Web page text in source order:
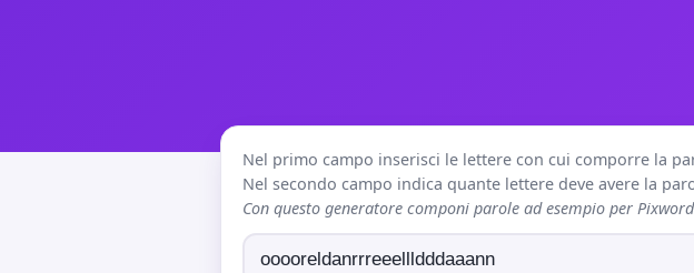
Nel primo campo inserisci le lettere con cui comporre la
Nel secondo campo indica quante lettere deve avere la
Con questo generatore componi parole ad esempio per